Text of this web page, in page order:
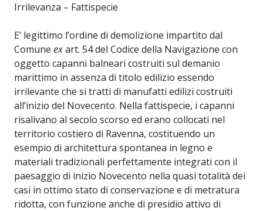
Irrilevanza – Fattispecie
E’ legittimo l’ordine di demolizione impartito dal
Comune exart. 54 del Codice della Navigazione con
oggetto capanni balneari costruiti sul demanio
marittimo in assenza di titolo edilizio essendo
irrilevante che si tratti di manufatti edilizi costruiti
all’inizio del Novecento. Nella fattispecie, i capanni
risalivano al secolo scorso ed erano collocati nel
territorio costiero di Ravenna, costituendo un
esempio di architettura spontanea in legno e
materiali tradizionali perfettamente integrati con il
paesaggio di inizio Novecento nella quasi totalità dei
casi in ottimo stato di conservazione e di metratura
ridotta, con funzione anche di presidio attivo di